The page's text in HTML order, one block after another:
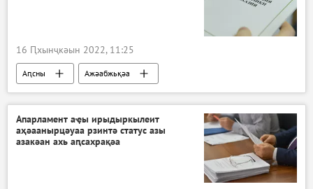
16 Ԥхынҷкәын 2022, 11:25
Аԥсны Ажәабжьқәа
Апарламент аҿы ирыдыркылеит
аҳәаанырцәуаа рзинтә статус азы
азакәан ахь аԥсахрақәа